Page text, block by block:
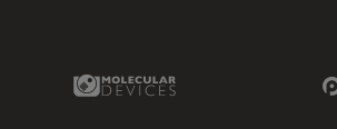
Molecular Devices Link